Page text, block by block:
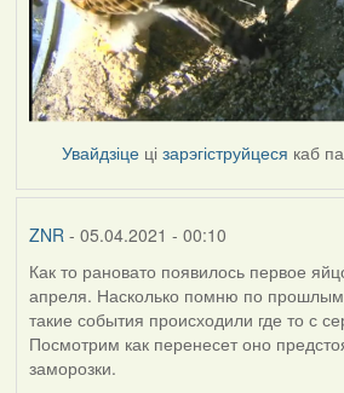
Увайдзіце цізарэгіструйцеся каб
ZNR- 05.04.2021 - 00:10
Как то рановато появилось первое
апреля. Насколько помню по
такие события происходили где то с
Посмотрим как перенесет оно
заморозки.